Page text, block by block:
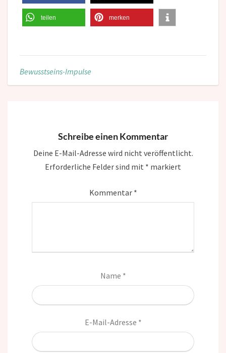
teilen merken
Bewusstseins-Impulse
Schreibe einen Kommentar
Deine E-Mail-Adresse wird nicht veröffentlicht.
Erforderliche Felder sind mit * markiert
Kommentar *
Name *
E-Mail-Adresse *